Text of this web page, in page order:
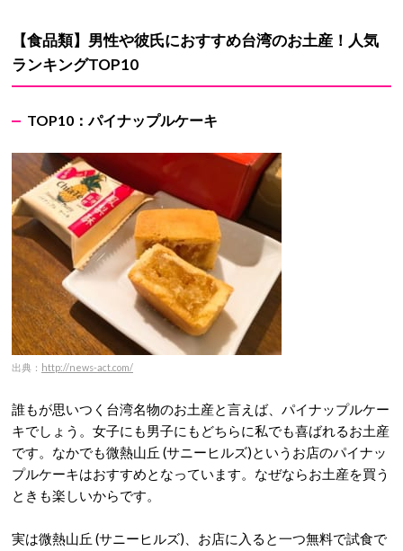
【食品類】男性や彼氏におすすめ台湾のお土産！人気
ランキングTOP10
TOP10：パイナップルケーキ
出典： http://news-act.com/
誰もが思いつく台湾名物のお土産と言えば、パイナップルケー
キでしょう。女子にも男子にもどちらに私でも喜ばれるお土産
です。なかでも微熱山丘 (サニーヒルズ)というお店のパイナッ
プルケーキはおすすめとなっています。なぜならお土産を買う
ときも楽しいからです。
実は微熱山丘 (サニーヒルズ)、お店に入ると一つ無料で試食で